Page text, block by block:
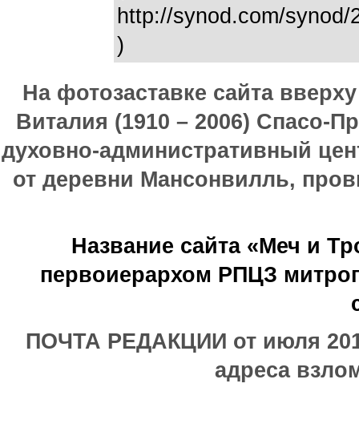
http://synod.com/
)
На фотозаставке сайта
Виталия (1910 – 2006) Спасо-
духовно-административный
от деревни Мансонвилль,
Название сайта «Меч и
первоиерархом РПЦЗ
ПОЧТА РЕДАКЦИИ от июля
адреса